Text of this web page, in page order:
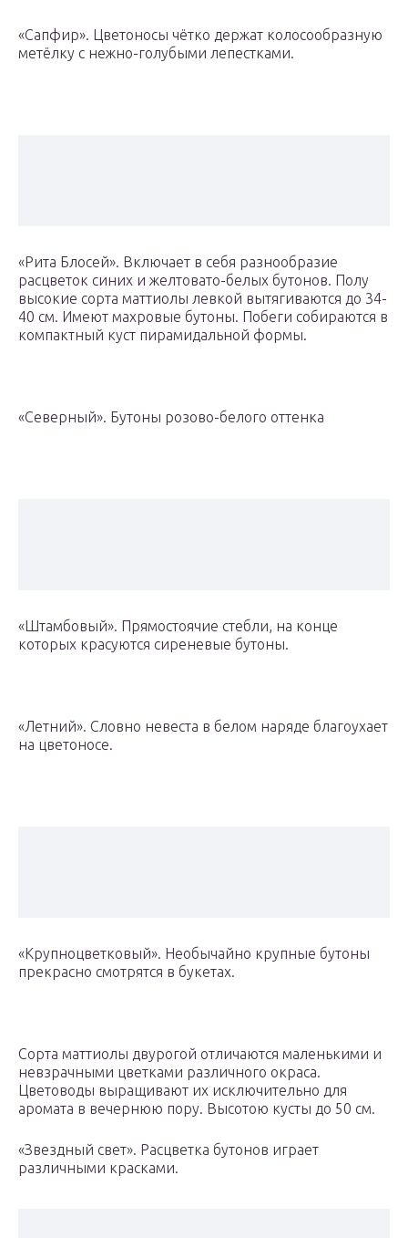
«Сапфир». Цветоносы чётко держат колосообразную
метёлку с нежно-голубыми лепестками.
«Рита Блосей». Включает в себя разнообразие
расцветок синих и желтовато-белых бутонов. Полу
высокие сорта маттиолы левкой вытягиваются до 34-
40 см. Имеют махровые бутоны. Побеги собираются в
компактный куст пирамидальной формы.
«Северный». Бутоны розово-белого оттенка
«Штамбовый». Прямостоячие стебли, на конце
которых красуются сиреневые бутоны.
«Летний». Словно невеста в белом наряде благоухает
на цветоносе.
«Крупноцветковый». Необычайно крупные бутоны
прекрасно смотрятся в букетах.
Сорта маттиолы двурогой отличаются маленькими и
невзрачными цветками различного окраса.
Цветоводы выращивают их исключительно для
аромата в вечернюю пору. Высотою кусты до 50 см.
«Звездный свет». Расцветка бутонов играет
различными красками.